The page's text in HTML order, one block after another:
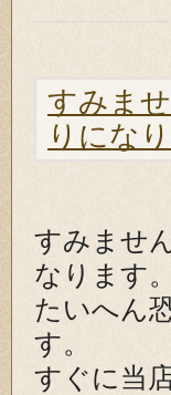
すみま
りになり
すみませ
なります。
たいへん
す。
すぐに当